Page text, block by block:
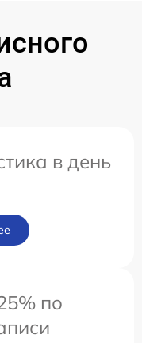
в день
по